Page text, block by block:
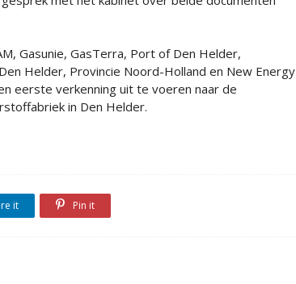
Gasunie, GasTerra, Port of Den Helder,
Helder, Provincie Noord-Holland en New Energy
eerste verkenning uit te voeren naar de
in Den Helder.
it Pin it